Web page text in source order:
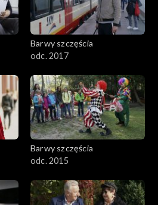
Barwy szczęścia
odc. 2017
Barwy szczęścia
odc. 2015